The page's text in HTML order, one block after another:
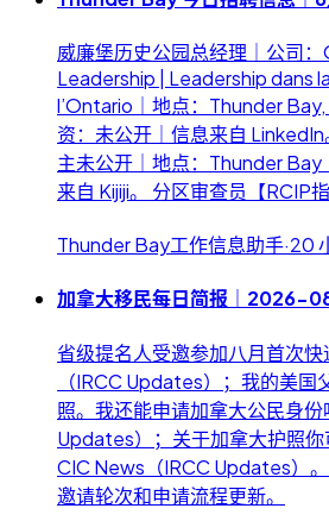
威廉堡历史公园总经理｜公司
Leadership | Leadership dans
l’Ontario｜地点：Thunder
资：未公开｜信息来自
主未公开｜地点：Thunder Bay
来自 Kijiji。 分区审查员【RCIP
Thunder Bay工作信息助手·20
加拿大移民每日简报｜2026-
省级提名人受邀参加八月首次
（IRCC Updates）；我的美国
照。我还能申请加拿大公民身
Updates）；关于加拿大护照
CIC News（IRCC Updates）。
邀请轮次和申请流程更新。